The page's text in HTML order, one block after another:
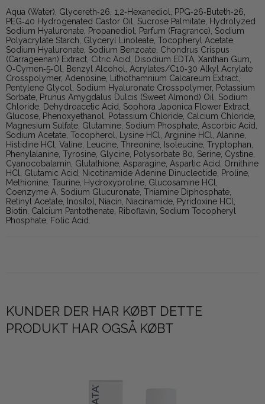
Aqua (Water), Glycereth‑26, 1,2‑Hexanediol, PPG‑26‑Buteth‑26,
PEG‑40 Hydrogenated Castor Oil, Sucrose Palmitate, Hydrolyzed
Sodium Hyaluronate, Propanediol, Parfum (Fragrance), Sodium
Polyacrylate Starch, Glyceryl Linoleate, Tocopheryl Acetate,
Sodium Hyaluronate, Sodium Benzoate, Chondrus Crispus
(Carrageenan) Extract, Citric Acid, Disodium EDTA, Xanthan Gum,
O‑Cymen‑5‑Ol, Benzyl Alcohol, Acrylates/C10‑30 Alkyl Acrylate
Crosspolymer, Adenosine, Lithothamnium Calcareum Extract,
Pentylene Glycol, Sodium Hyaluronate Crosspolymer, Potassium
Sorbate, Prunus Amygdalus Dulcis (Sweet Almond) Oil, Sodium
Chloride, Dehydroacetic Acid, Sophora Japonica Flower Extract,
Glucose, Phenoxyethanol, Potassium Chloride, Calcium Chloride,
Magnesium Sulfate, Glutamine, Sodium Phosphate, Ascorbic Acid,
Sodium Acetate, Tocopherol, Lysine HCl, Arginine HCl, Alanine,
Histidine HCl, Valine, Leucine, Threonine, Isoleucine, Tryptophan,
Phenylalanine, Tyrosine, Glycine, Polysorbate 80, Serine, Cystine,
Cyanocobalamin, Glutathione, Asparagine, Aspartic Acid, Ornithine
HCl, Glutamic Acid, Nicotinamide Adenine Dinucleotide, Proline,
Methionine, Taurine, Hydroxyproline, Glucosamine HCl,
Coenzyme A, Sodium Glucuronate, Thiamine Diphosphate,
Retinyl Acetate, Inositol, Niacin, Niacinamide, Pyridoxine HCl,
Biotin, Calcium Pantothenate, Riboflavin, Sodium Tocopheryl
Phosphate, Folic Acid.
KUNDER DER HAR KØBT DETTE
PRODUKT HAR OGSÅ KØBT